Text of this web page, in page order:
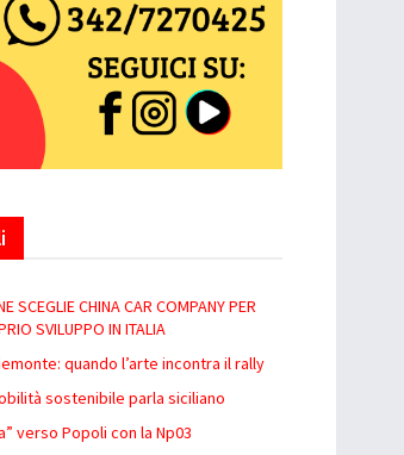
SCEGLIE CHINA CAR COMPANY PER
SVILUPPO IN ITALIA
quando l’arte incontra il rally
sostenibile parla siciliano
verso Popoli con la Np03